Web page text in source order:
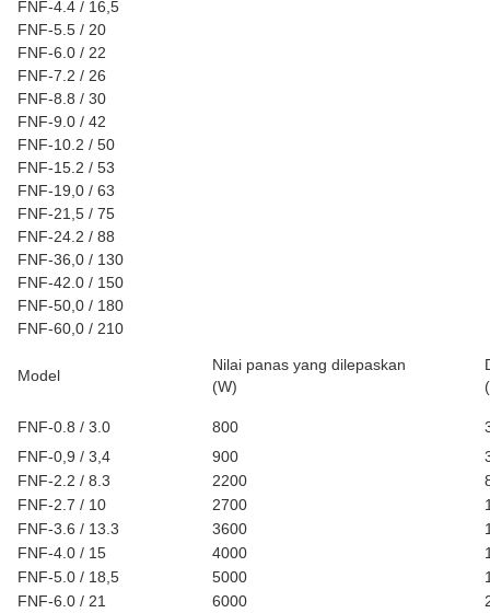
FNF-4.4 / 16,5
FNF-5.5 / 20
FNF-6.0 / 22
FNF-7.2 / 26
FNF-8.8 / 30
FNF-9.0 / 42
FNF-10.2 / 50
FNF-15.2 / 53
FNF-19,0 ​​/ 63
FNF-21,5 / 75
FNF-24.2 / 88
FNF-36,0 / 130
FNF-42.0 / 150
FNF-50,0 / 180
FNF-60,0 / 210
Model
Nilai panas yang dilepaskan
(W)
FNF-0.8 / 3.0 800
FNF-0,9 / 3,4
900
FNF-2.2 / 8.3
2200
FNF-2.7 / 10
2700
FNF-3.6 / 13.3
3600
FNF-4.0 / 15
4000
FNF-5.0 / 18,5
5000
FNF-6.0 / 21
6000